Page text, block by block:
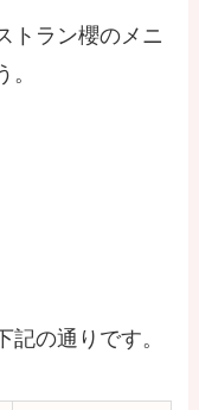
トラン櫻のメニ
記の通りです。